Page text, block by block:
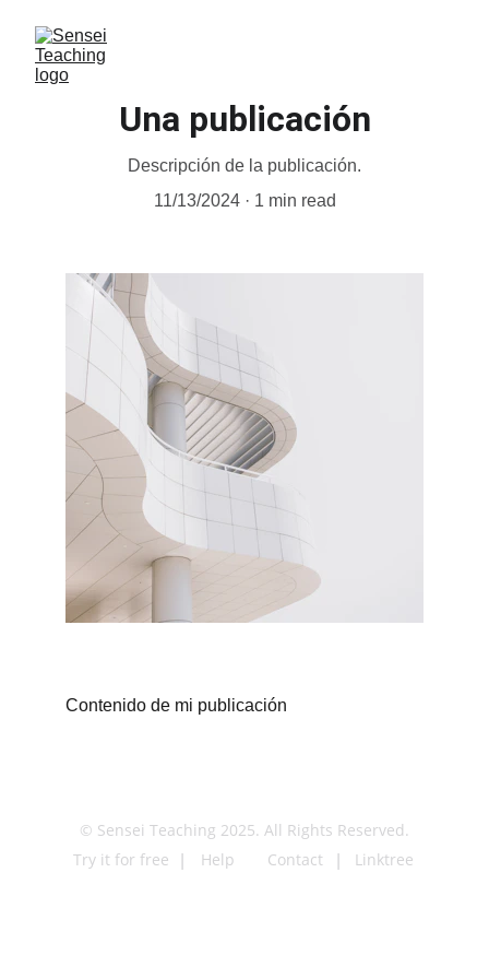
Una publicación
Descripción de la publicación.
11/13/2024
1 min read
Contenido de mi publicación
© Sensei Teaching 2025. All Rights Reserved.
Help
Try it for free Contact Linktree